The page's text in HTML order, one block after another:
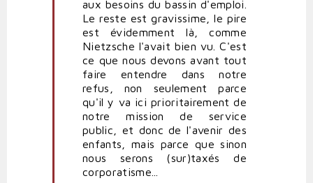
fort
par
Professeure
fo…
(non
vérifié)
aux besoins du bassin d'emploi.
Le reste est gravissime, le pire
est évidemment là, comme
Nietzsche l'avait bien vu. C'est
ce que nous devons avant tout
faire entendre dans notre
refus, non seulement parce
qu'il y va ici prioritairement de
notre mission de service
public, et donc de l'avenir des
enfants, mais parce que sinon
nous serons (sur)taxés de
corporatisme...